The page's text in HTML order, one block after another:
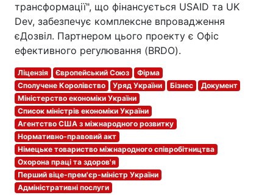
трансформації", що фінансується USAID та UK
Dev, забезпечує комплексне впровадження
єДозвіл. Партнером цього проекту є Офіс
ефективного регулювання (BRDO).
Ліцензія Європейський Союз
Фірма
Сполучене Королівство
Уряд України Бізнес
Документ
Міністерство економіки України
Список міністрів економіки України
Агентство США з міжнародного розвитку
Нормативно-правовий акт
Німецьке товариство міжнародного співробітництва
Охорона праці та здоров'я
Перший віце-прем'єр-міністр України
Адміністративні послуги